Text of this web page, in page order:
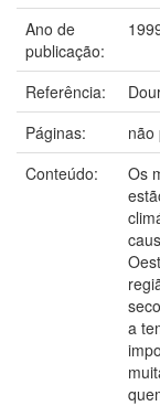
Ano de
publicação:
Referência:
Páginas:
não
Conteúdo:
Os
a